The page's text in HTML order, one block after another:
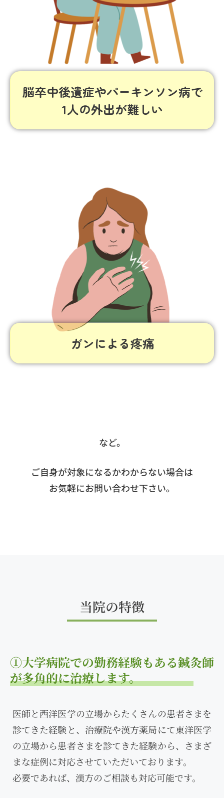
脳卒中後遺症やパーキンソン病で
1人の外出が難しい
ガンによる疼痛
など。
ご自身が対象になるかわからない場合は
お気軽にお問い合わせ下さい。
当院の特徴
①大学病院での勤務経験もある鍼灸師
が多角的に治療します。
医師と西洋医学の立場からたくさんの患者さまを
診てきた経験と、治療院や漢方薬局にて東洋医学
の立場から患者さまを診てきた経験から、さまざ
まな症例に対応させていただいております。
必要であれば、漢方のご相談も対応可能です。